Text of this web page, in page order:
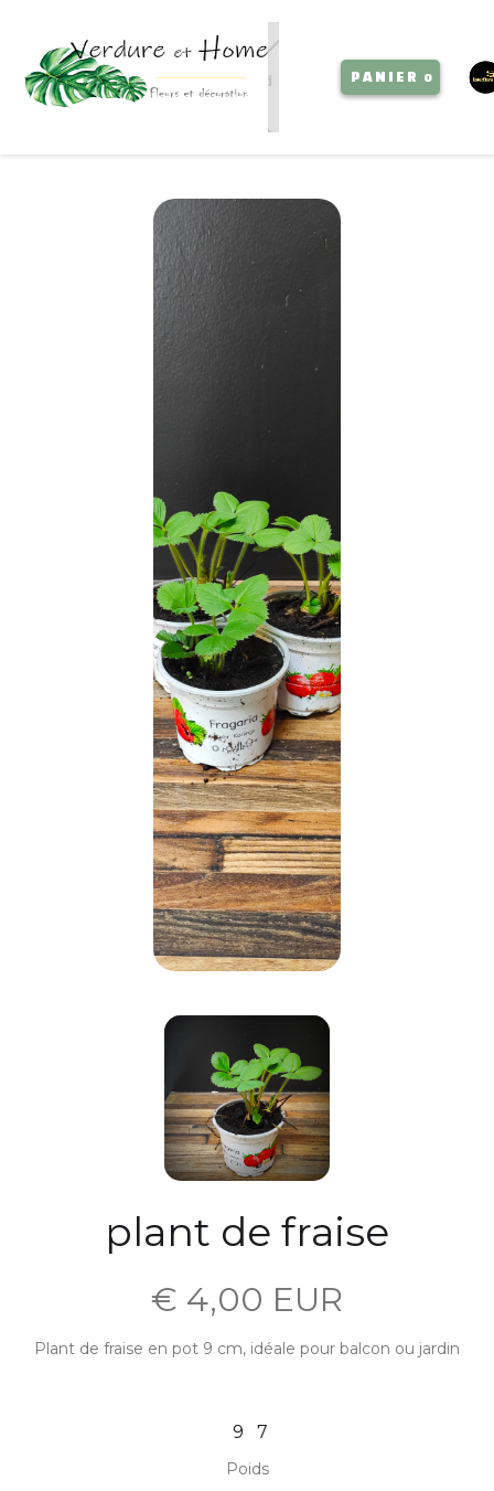
PANIER 0
plant de fraise
€ 4,00 EUR
Plant de fraise en pot 9 cm, idéale pour balcon ou jardin
9 7
Poids